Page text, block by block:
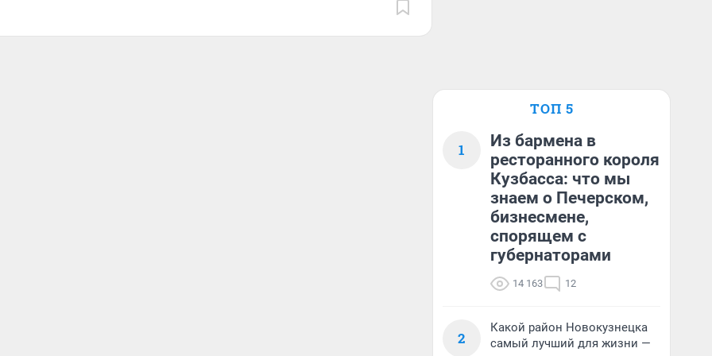
ТОП 5
1
Из бармена в
ресторанного короля
Кузбасса: что мы
знаем о Печерском,
бизнесмене,
спорящем с
губернаторами
14 163 12
2
Какой район Новокузнецка
самый лучший для жизни —